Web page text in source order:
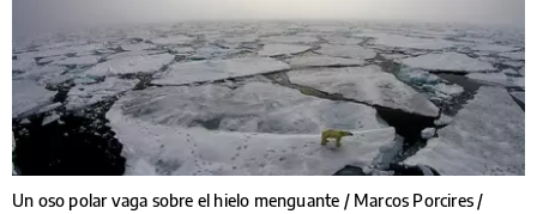
Un oso polar vaga sobre el hielo menguante / Marcos Porcires /